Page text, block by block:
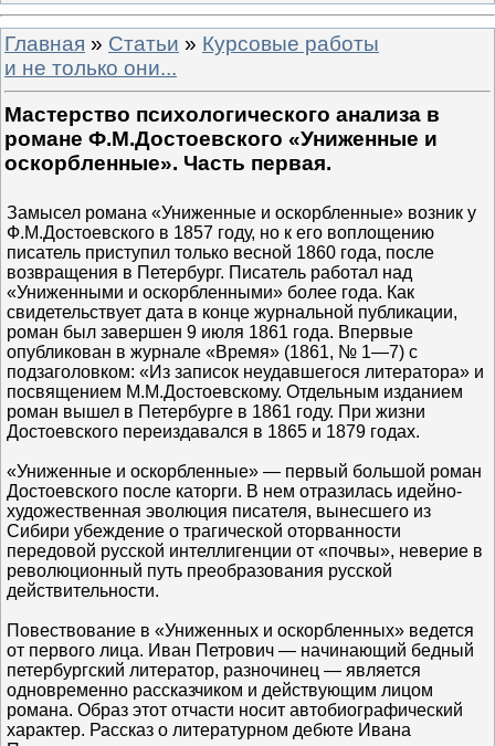
Главная » Статьи » Курсовые работы
и не только они...
Мастерство психологического анализа в
романе Ф.М.Достоевского «Униженные и
оскорбленные». Часть первая.
Замысел романа «Униженные и оскорбленные» возник у
Ф.М.Достоевского в 1857 году, но к его воплощению
писатель приступил только весной 1860 года, после
возвращения в Петербург. Писатель работал над
«Униженными и оскорбленными» более года. Как
свидетельствует дата в конце журнальной публикации,
роман был завершен 9 июля 1861 года. Впервые
опубликован в журнале «Время» (1861, № 1—7) с
подзаголовком: «Из записок неудавшегося литератора» и
посвящением M.M.Достоевскому. Отдельным изданием
роман вышел в Петербурге в 1861 году. При жизни
Достоевского переиздавался в 1865 и 1879 годах.
«Униженные и оскорбленные» — первый большой роман
Достоевского после каторги. В нем отразилась идейно-
художественная эволюция писателя, вынесшего из
Сибири убеждение о трагической оторванности
передовой русской интеллигенции от «почвы», неверие в
революционный путь преобразования русской
действительности.
Повествование в «Униженных и оскорбленных» ведется
от первого лица. Иван Петрович — начинающий бедный
петербургский литератор, разночинец — является
одновременно рассказчиком и действующим лицом
романа. Образ этот отчасти носит автобиографический
характер. Рассказ о литературном дебюте Ивана